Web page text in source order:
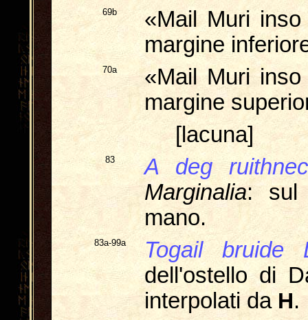
69b
«Mail Muri
margine
70a
«Mail Muri
margine
[lacuna]
83
A deg
Marginalia: sul
mano.
83a-99a
Togail bruide
dell'ostello di
interpolati daH.